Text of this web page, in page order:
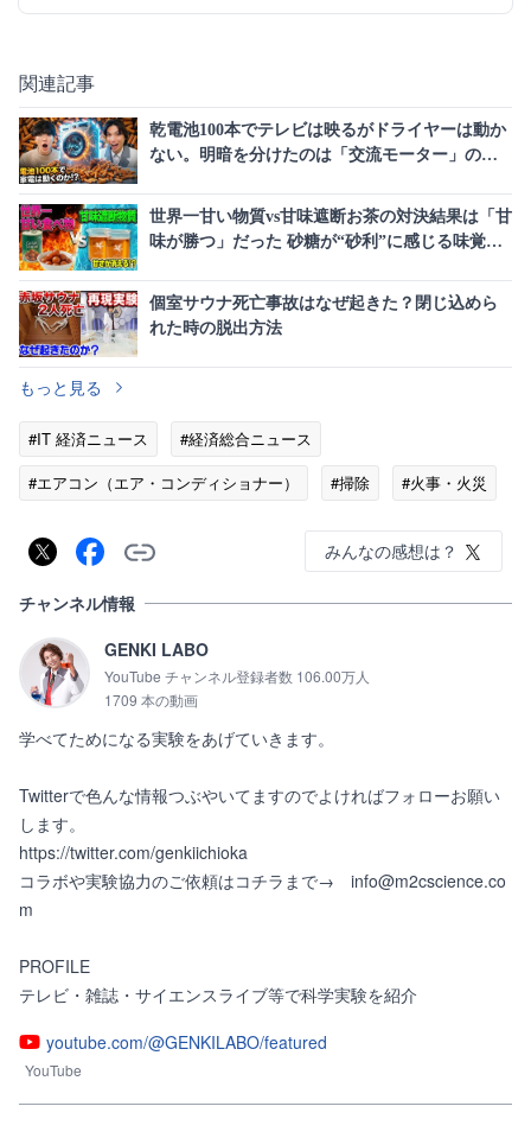
関連記事
乾電池100本でテレビは映るがドライヤーは動か
ない。明暗を分けたのは「交流モーター」の有
世界一甘い物質vs甘味遮断お茶の対決結果は「甘
味が勝つ」だった 砂糖が“砂利”に感じる味覚変
個室サウナ死亡事故はなぜ起きた？閉じ込めら
れた時の脱出方法
もっと見る
#IT 経済ニュース
#経済総合ニュース
#エアコン（エア・コンディショナー）
#掃除 #火事・火災
みんなの感想は？
チャンネル情報
GENKI LABO
YouTube チャンネル登録者数 106.00万人
1709 本の動画
学べてためになる実験をあげていきます。
Twitterで色んな情報つぶやいてますのでよければフォローお願い
します。
https://twitter.com/genkiichioka
コラボや実験協力のご依頼はコチラまで→　info@m2cscience.co
m
PROFILE
テレビ・雑誌・サイエンスライブ等で科学実験を紹介
youtube.com/@GENKILABO/featured
YouTube